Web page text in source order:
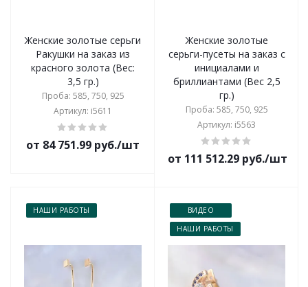
Женские золотые серьги
Ракушки на заказ из
красного золота (Вес:
3,5 гр.)
Проба: 585, 750, 925
Артикул: i5611
от 84 751.99 руб./шт
Женские золотые
серьги-пусеты на заказ с
инициалами и
бриллиантами (Вес 2,5
гр.)
Проба: 585, 750, 925
Артикул: i5563
от 111 512.29 руб./шт
НАШИ РАБОТЫ
ВИДЕО
НАШИ РАБОТЫ